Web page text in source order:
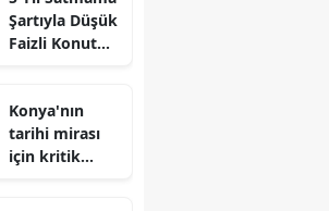
Şartıyla Düşük
Faizli Konut
Konya'nın
tarihi mirası
için kritik